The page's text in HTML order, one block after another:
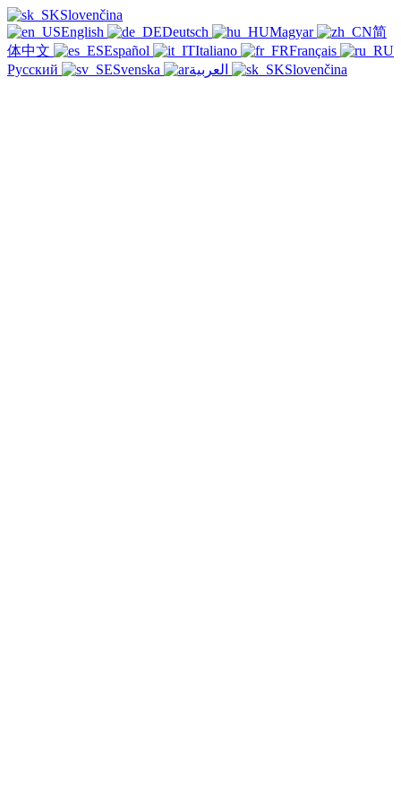
Slovenčina
English
Deutsch Magyar
简
体中文
Español Italiano
Français
Русский
Svenska Slovenčina